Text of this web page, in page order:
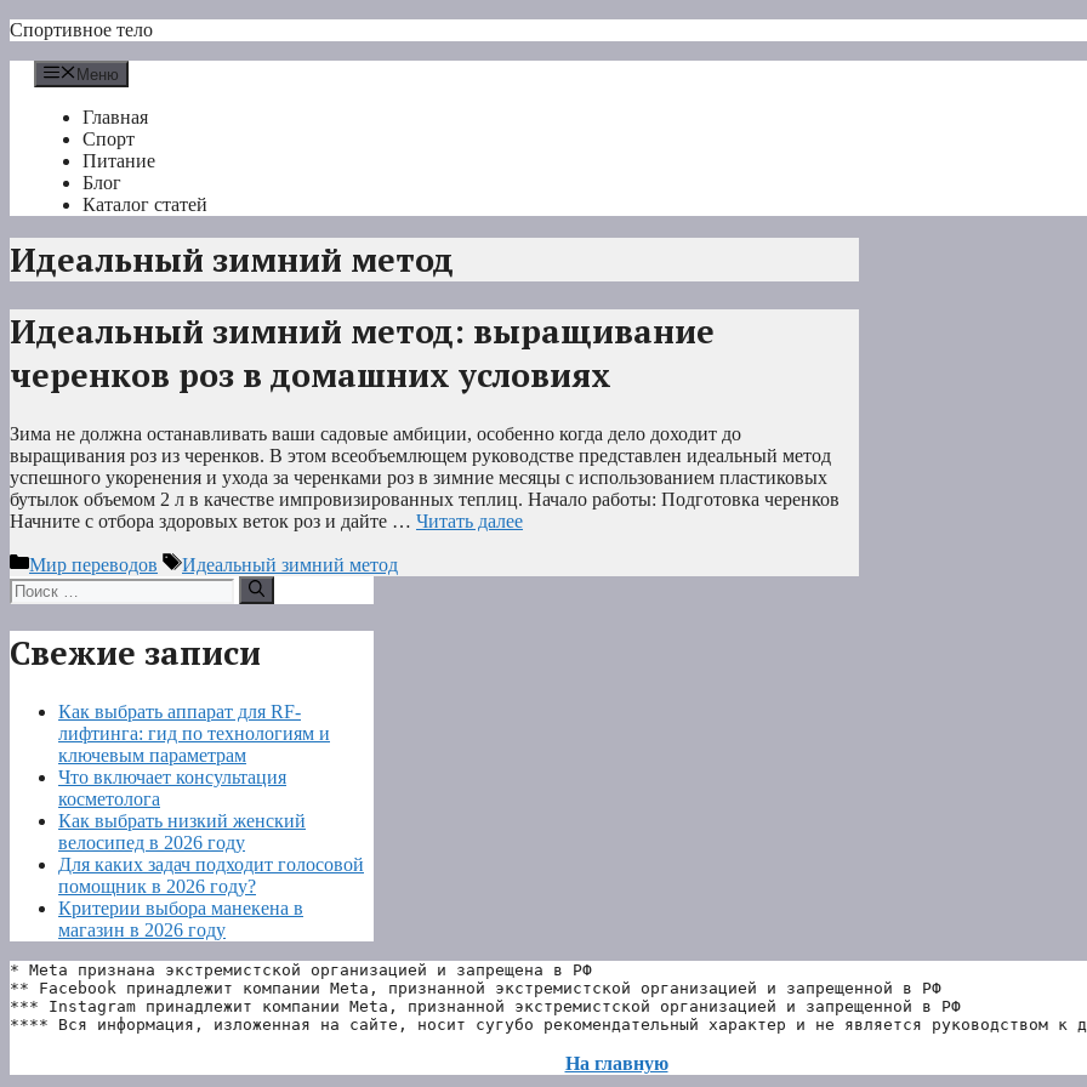
Перейти
содержимому
Спортивное тело
Меню
Главная
Спорт
Питание
Блог
Каталог статей
Идеальный зимний метод
Идеальный зимний метод: выращивание
черенков роз в домашних условиях
Зима не должна останавливать ваши садовые амбиции, особенно когда дело доходит до
выращивания роз из черенков. В этом всеобъемлющем руководстве представлен идеальный метод
успешного укоренения и ухода за черенками роз в зимние месяцы с использованием пластиковых
бутылок объемом 2 л в качестве импровизированных теплиц. Начало работы: Подготовка черенков
Начните с отбора здоровых веток роз и дайте … Читать далее
Рубрики
Мир переводов Метки
Идеальный зимний метод
Поиск:
Свежие записи
Как выбрать аппарат для RF-
лифтинга: гид по технологиям и
ключевым параметрам
Что включает консультация
косметолога
Как выбрать низкий женский
велосипед в 2026 году
Для каких задач подходит голосовой
помощник в 2026 году?
Критерии выбора манекена в
магазин в 2026 году
* Meta признана экстремистской организацией и запрещена в РФ
** Facebook принадлежит компании Meta, признанной экстремистской организацией и запрещенной в РФ
*** Instagram принадлежит компании Meta, признанной экстремистской организацией и запрещенной в РФ
**** Вся информация, изложенная на сайте, носит сугубо рекомендательный характер и не является руководством к
На главную